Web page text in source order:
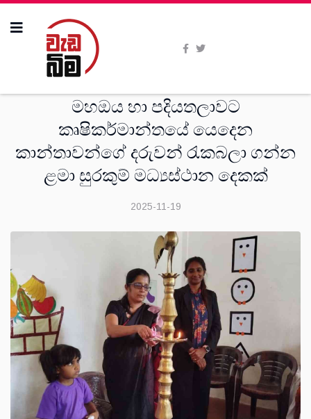
මහඔය හා පදියතලාවට
කෘෂිකර්මාන්තයේ යෙදෙන
කාන්තාවන්ගේ දරුවන් රැකබලා ගන්න
ළමා සුරකුම් මධ්‍යස්ථාන දෙකක්
2025-11-19